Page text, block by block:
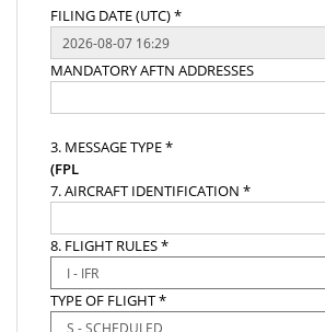
FILING DATE (UTC) *
MANDATORY AFTN ADDRESSES
3. MESSAGE TYPE *
(FPL
7. AIRCRAFT IDENTIFICATION *
8. FLIGHT RULES *
TYPE OF FLIGHT *